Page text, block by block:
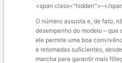
<span class="hidden">–</
O número assusta e, de fato,
desempenho do modelo – que
ele permite uma boa
e retomadas suficientes,
marcha para garantir mais